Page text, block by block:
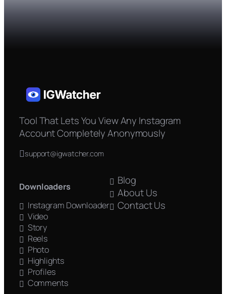
Tool That Lets You View Any Instagram
Account Completely Anonymously
support@igwatcher.com
Downloaders
Instagram Downloader
Video
Story
Reels
Photo
Highlights
Profiles
Comments
Blog
About Us
Contact Us